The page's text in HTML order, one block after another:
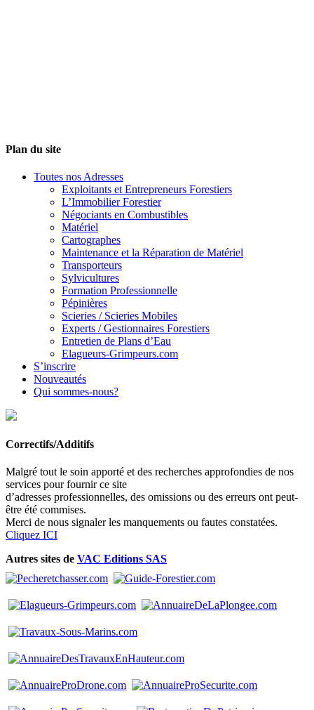
Plan du site
Toutes nos Adresses
Exploitants et Entrepreneurs Forestiers
L’Immobilier Forestier
Négociants en Combustibles
Matériel
Cartographes
Maintenance et la Réparation de Matériel
Transporteurs
Sylvicultures
Formation Professionnelle
Pépinières
Scieries / Scieries Mobiles
Experts / Gestionnaires Forestiers
Entretien de Plans d’Eau
Elagueurs-Grimpeurs.com
S’inscrire
Nouveautés
Qui sommes-nous?
Correctifs/Additifs
Malgré tout le soin apporté et des recherches approfondies de nos
services pour fournir ce site
d’adresses professionnelles, des omissions ou des erreurs ont peut-
être été commises.
Merci de nous signaler les manquements ou fautes constatées.
Cliquez ICI
Autres sites de VAC Editions SAS